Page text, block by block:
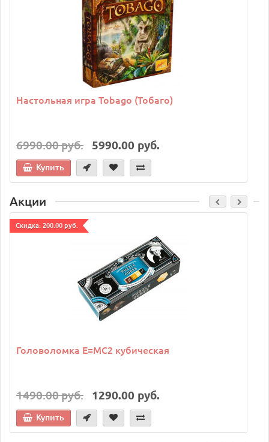
Настольная игра Tobago (Тобаго)
6990.00 руб. 5990.00 руб.
Купить
Акции
Cкидка: 200.00 руб.
Головоломка E=MC2 кубическая
1490.00 руб. 1290.00 руб.
Купить